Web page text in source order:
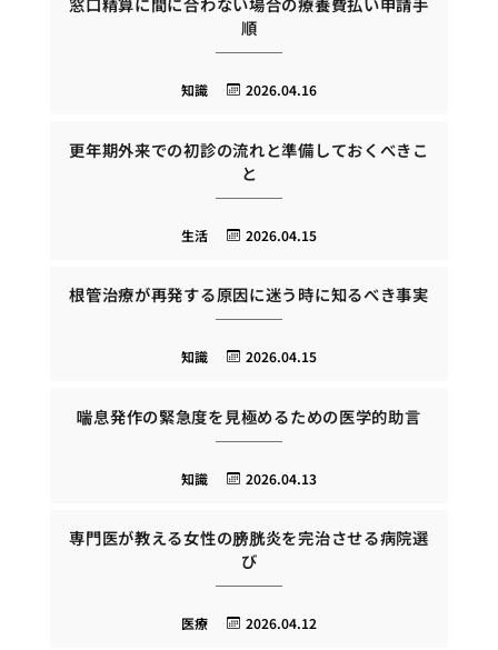
順
2026.04.16
知識
更年期外来での初診の流れと準備しておくべきこ
と
2026.04.15
生活
根管治療が再発する原因に迷う時に知るべき事実
2026.04.15
知識
喘息発作の緊急度を見極めるための医学的助言
2026.04.13
知識
専門医が教える女性の膀胱炎を完治させる病院選
び
2026.04.12
医療